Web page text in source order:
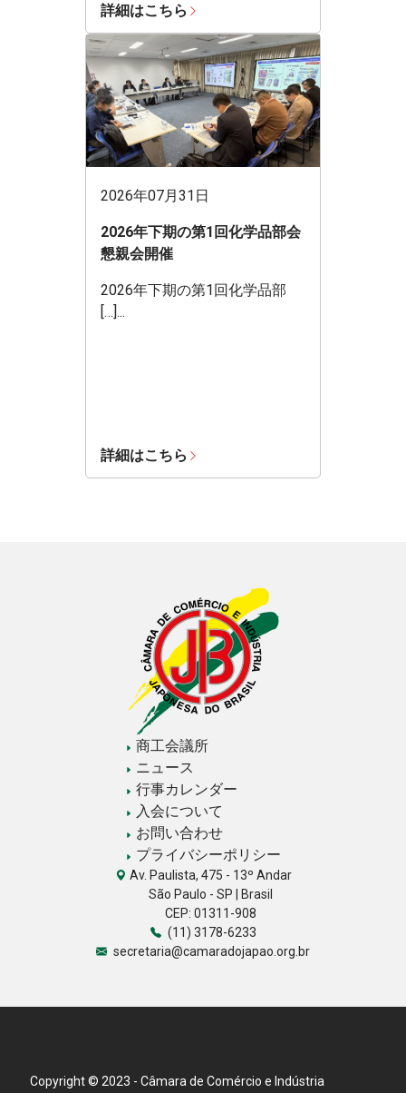
詳細はこちら
2026年07月31日
2026年下期の第1回化学品部会
懇親会開催
2026年下期の第1回化学品部
[…]...
詳細はこちら
商工会議所
ニュース
行事カレンダー
入会について
お問い合わせ
プライバシーポリシー
Av. Paulista, 475 - 13º Andar
São Paulo - SP | Brasil
CEP: 01311-908
(11) 3178-6233
secretaria@camaradojapao.org.br
Copyright © 2023 - Câmara de Comércio e Indústria